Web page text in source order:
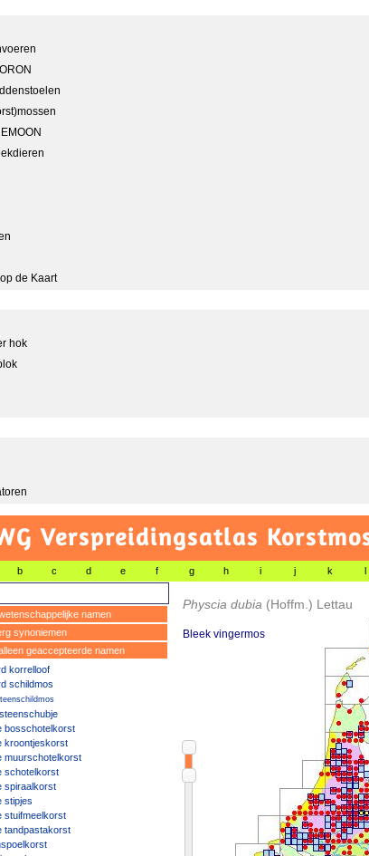
de Kaart
hok
Verspreidingsatlas
b c d e f g h i j k l
namen
synoniemen
geaccepteerde namen
korrelloof
schildmos
bosschotelkorst
kroontjeskorst
muurschotelkorst
schotelkorst
spiraalkorst
stipjes
stuifmeelkorst
tandpastakorst
Physcia dubia (Hoffm.) Lettau
Bleek vingermos